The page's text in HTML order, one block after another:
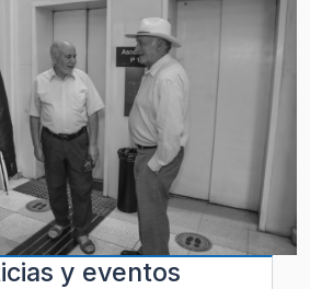
y eventos